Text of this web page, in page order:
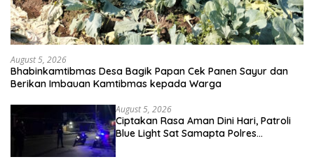
August 5, 2026
Bhabinkamtibmas Desa Bagik Papan Cek Panen Sayur dan
Berikan Imbauan Kamtibmas kepada Warga
August 5, 2026
Ciptakan Rasa Aman Dini Hari, Patroli
Blue Light Sat Samapta Polres